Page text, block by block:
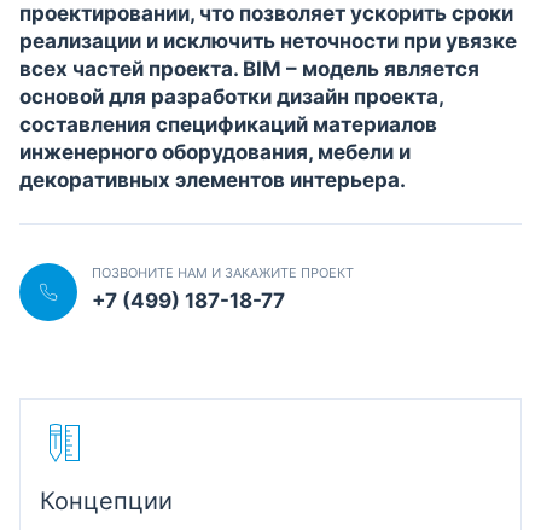
проектировании, что позволяет ускорить сроки
реализации и исключить неточности при увязке
всех частей проекта. BIM – модель является
основой для разработки дизайн проекта,
составления спецификаций материалов
инженерного оборудования, мебели и
декоративных элементов интерьера.
ПОЗВОНИТЕ НАМ И ЗАКАЖИТЕ ПРОЕКТ
+7 (499) 187-18-77
Концепции